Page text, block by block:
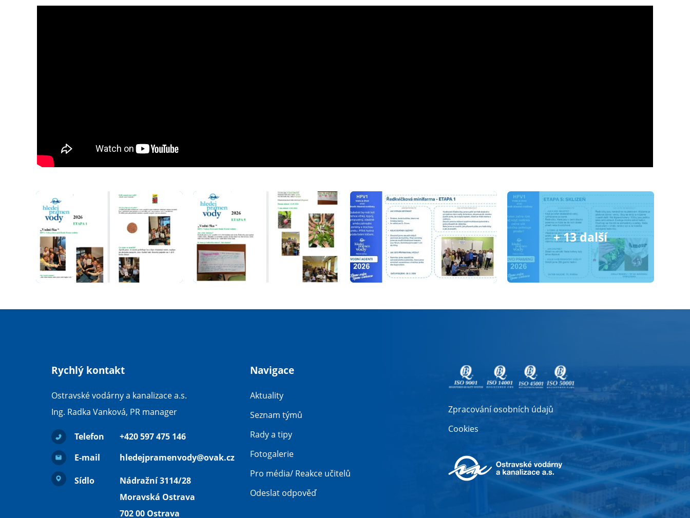
Rychlý kontakt
Ostravské vodárny a kanalizace a.s.
Ing. Radka Vanková, PR manager
Telefon
+420 597 475 146
E-mail
hledejpramenvody@ovak.cz
Sídlo
Nádražní 3114/28
Moravská Ostrava
702 00 Ostrava
Navigace
Aktuality
Seznam týmů
Rady a tipy
Fotogalerie
Pro média/ Reakce učitelů
Odeslat odpověď
Zpracování osobních údajů
Cookies